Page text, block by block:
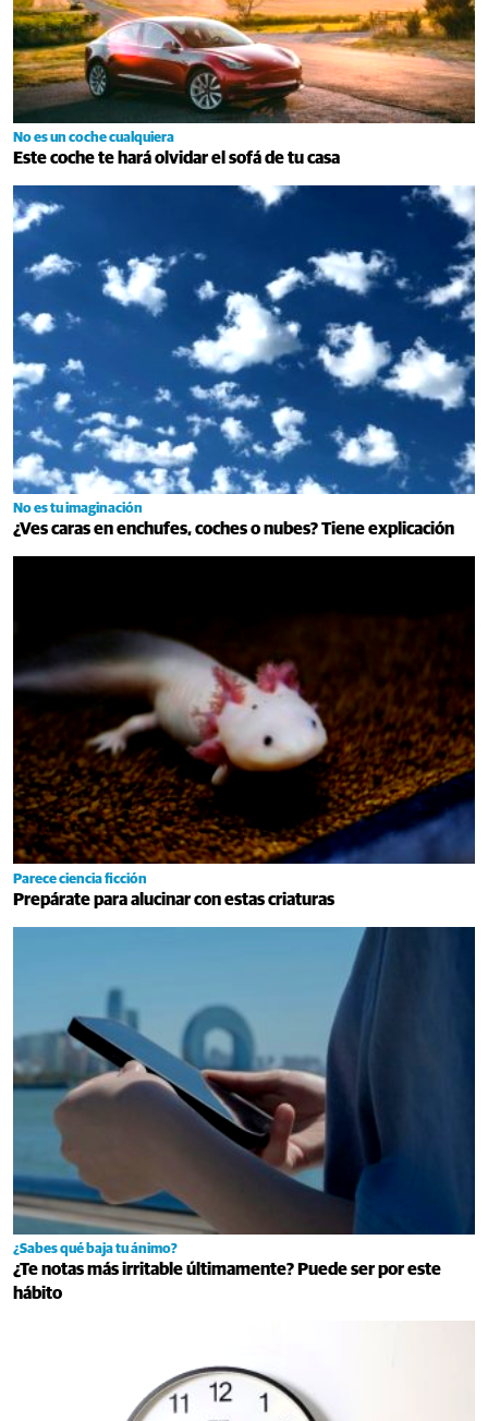
No es un coche cualquiera
Este coche te hará olvidar el sofá de tu casa
No es tu imaginación
¿Ves caras en enchufes, coches o nubes? Tiene explicación
Parece ciencia ficción
Prepárate para alucinar con estas criaturas
¿Sabes qué baja tu ánimo?
¿Te notas más irritable últimamente? Puede ser por este
hábito